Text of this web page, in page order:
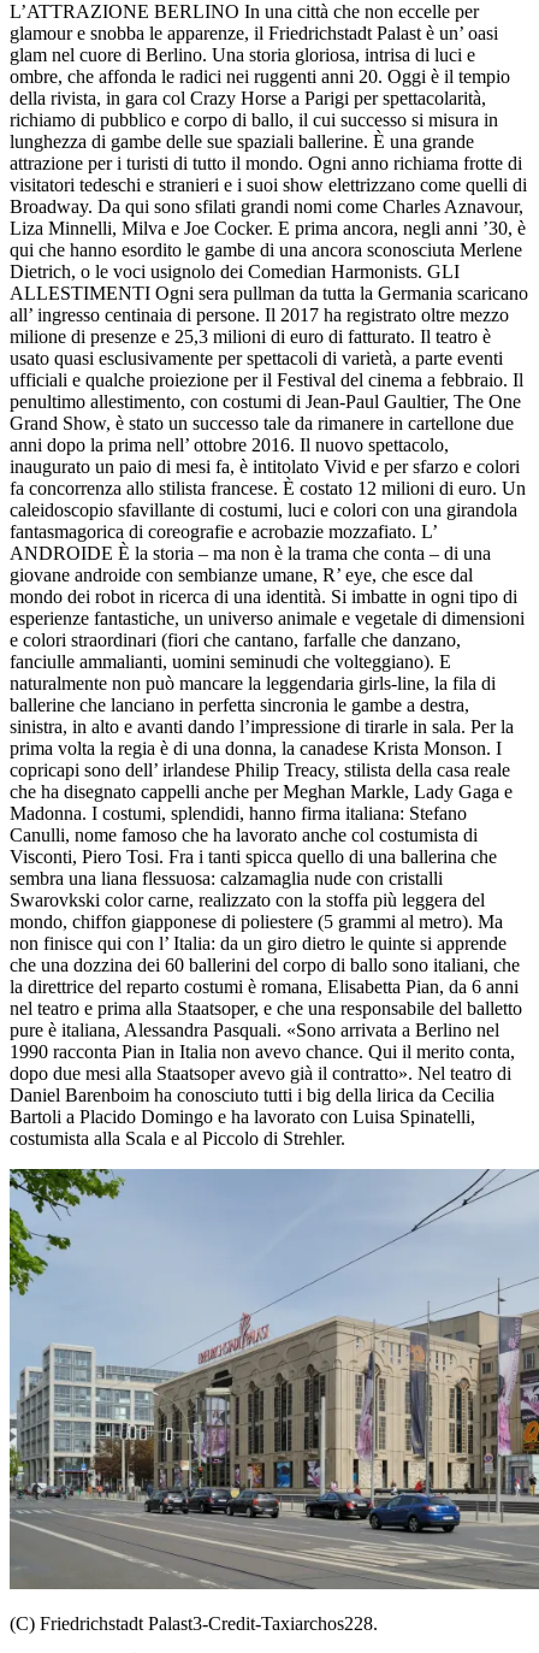
L’ATTRAZIONE BERLINO In una città che non eccelle per
glamour e snobba le apparenze, il Friedrichstadt Palast è un’ oasi
glam nel cuore di Berlino. Una storia gloriosa, intrisa di luci e
ombre, che affonda le radici nei ruggenti anni 20. Oggi è il tempio
della rivista, in gara col Crazy Horse a Parigi per spettacolarità,
richiamo di pubblico e corpo di ballo, il cui successo si misura in
lunghezza di gambe delle sue spaziali ballerine. È una grande
attrazione per i turisti di tutto il mondo. Ogni anno richiama frotte di
visitatori tedeschi e stranieri e i suoi show elettrizzano come quelli di
Broadway. Da qui sono sfilati grandi nomi come Charles Aznavour,
Liza Minnelli, Milva e Joe Cocker. E prima ancora, negli anni ’30, è
qui che hanno esordito le gambe di una ancora sconosciuta Merlene
Dietrich, o le voci usignolo dei Comedian Harmonists. GLI
ALLESTIMENTI Ogni sera pullman da tutta la Germania scaricano
all’ ingresso centinaia di persone. Il 2017 ha registrato oltre mezzo
milione di presenze e 25,3 milioni di euro di fatturato. Il teatro è
usato quasi esclusivamente per spettacoli di varietà, a parte eventi
ufficiali e qualche proiezione per il Festival del cinema a febbraio. Il
penultimo allestimento, con costumi di Jean-Paul Gaultier, The One
Grand Show, è stato un successo tale da rimanere in cartellone due
anni dopo la prima nell’ ottobre 2016. Il nuovo spettacolo,
inaugurato un paio di mesi fa, è intitolato Vivid e per sfarzo e colori
fa concorrenza allo stilista francese. È costato 12 milioni di euro. Un
caleidoscopio sfavillante di costumi, luci e colori con una girandola
fantasmagorica di coreografie e acrobazie mozzafiato. L’
ANDROIDE È la storia – ma non è la trama che conta – di una
giovane androide con sembianze umane, R’ eye, che esce dal
mondo dei robot in ricerca di una identità. Si imbatte in ogni tipo di
esperienze fantastiche, un universo animale e vegetale di dimensioni
e colori straordinari (fiori che cantano, farfalle che danzano,
fanciulle ammalianti, uomini seminudi che volteggiano). E
naturalmente non può mancare la leggendaria girls-line, la fila di
ballerine che lanciano in perfetta sincronia le gambe a destra,
sinistra, in alto e avanti dando l’impressione di tirarle in sala. Per la
prima volta la regia è di una donna, la canadese Krista Monson. I
copricapi sono dell’ irlandese Philip Treacy, stilista della casa reale
che ha disegnato cappelli anche per Meghan Markle, Lady Gaga e
Madonna. I costumi, splendidi, hanno firma italiana: Stefano
Canulli, nome famoso che ha lavorato anche col costumista di
Visconti, Piero Tosi. Fra i tanti spicca quello di una ballerina che
sembra una liana flessuosa: calzamaglia nude con cristalli
Swarovkski color carne, realizzato con la stoffa più leggera del
mondo, chiffon giapponese di poliestere (5 grammi al metro). Ma
non finisce qui con l’ Italia: da un giro dietro le quinte si apprende
che una dozzina dei 60 ballerini del corpo di ballo sono italiani, che
la direttrice del reparto costumi è romana, Elisabetta Pian, da 6 anni
nel teatro e prima alla Staatsoper, e che una responsabile del balletto
pure è italiana, Alessandra Pasquali. «Sono arrivata a Berlino nel
1990 racconta Pian in Italia non avevo chance. Qui il merito conta,
dopo due mesi alla Staatsoper avevo già il contratto». Nel teatro di
Daniel Barenboim ha conosciuto tutti i big della lirica da Cecilia
Bartoli a Placido Domingo e ha lavorato con Luisa Spinatelli,
costumista alla Scala e al Piccolo di Strehler.
(C) Friedrichstadt Palast3-Credit-Taxiarchos228.